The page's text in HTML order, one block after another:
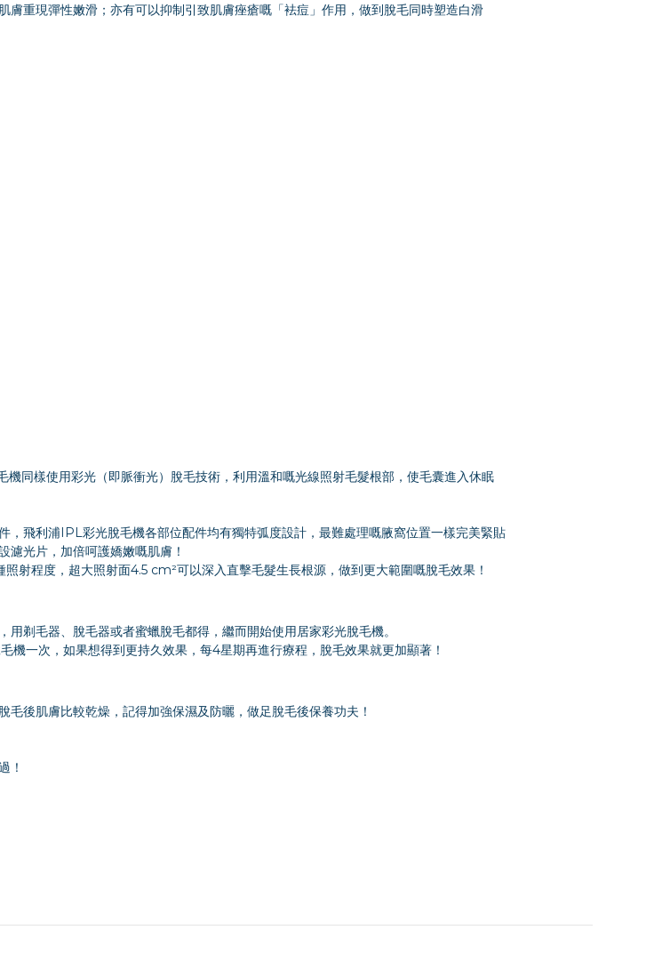
重現彈性嫩滑；亦有可以抑制引致肌膚痤瘡嘅「袪痘」作用，做到脫毛同時塑造白滑
樣使用彩光（即脈衝光）脫毛技術，利用溫和嘅光線照射毛髮根部，使毛囊進入休眠
，飛利浦IPL彩光脫毛機各部位配件均有獨特弧度設計，最難處理嘅腋窩位置一樣完美緊貼
濾光片，加倍呵護嬌嫩嘅肌膚！
程度，超大照射面4.5 cm²可以深入直擊毛髮生長根源，做到更大範圍嘅脫毛效果！
剃毛器、脫毛器或者蜜蠟脫毛都得，繼而開始使用居家彩光脫毛機。
一次，如果想得到更持久效果，每4星期再進行療程，脫毛效果就更加顯著！
後肌膚比較乾燥，記得加強保濕及防曬，做足脫毛後保養功夫！
！